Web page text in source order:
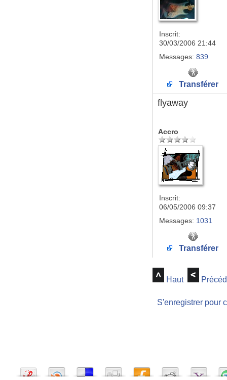
Inscrit:
30/03/2006 21:44
Messages: 839
Transférer
flyaway
Accro
Inscrit:
06/05/2006 09:37
Messages: 1031
Transférer
Haut
S'enregistrer pour